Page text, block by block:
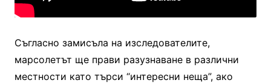
Съгласно замисъла на изследователите,
марсолетът ще прави разузнаване в различни
местности като търси “интересни неща”, ако